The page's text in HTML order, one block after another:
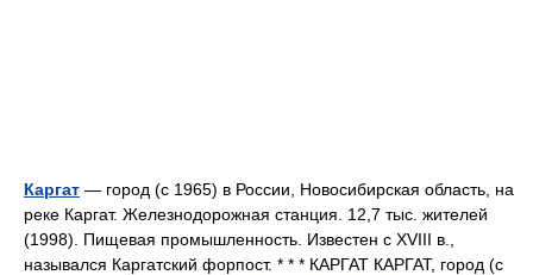
Каргат — город (с 1965) в России, Новосибирская область, на
реке Каргат. Железнодорожная станция. 12,7 тыс. жителей
(1998). Пищевая промышленность. Известен с XVIII в.,
назывался Каргатский форпост. * * * КАРГАТ КАРГАТ, город (с